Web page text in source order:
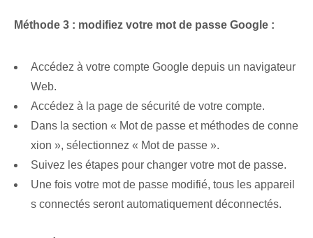
Méthode 3 : modifiez votre mot de passe Google :
Accédez à votre compte Google depuis un navigateur
Web.
Accédez à la page de sécurité de votre compte.
Dans la section « Mot de passe et méthodes de conne
xion », sélectionnez « Mot de passe ».
Suivez les étapes pour changer votre mot de passe.
Une fois votre mot de passe modifié, tous les appareil
s connectés seront automatiquement déconnectés.